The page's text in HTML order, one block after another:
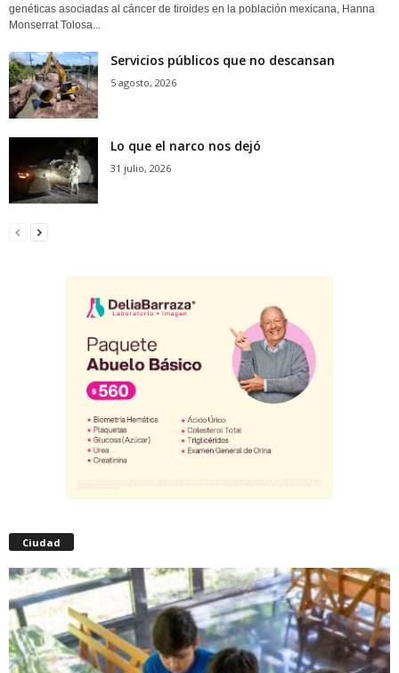
genéticas asociadas al cáncer de tiroides en la población mexicana, Hanna
Monserrat Tolosa...
Servicios públicos que no descansan
5 agosto, 2026
Lo que el narco nos dejó
31 julio, 2026
Ciudad